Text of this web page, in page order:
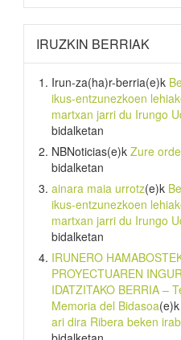
IRUZKIN BERRIAK
Irun-za(ha)r-berria(e)k
ikus-entzunezkoen
martxan jarri du Irungo
bidalketan
NBNoticias(e)k Zure
bidalketan
ainara maia urrotz(e)k
ikus-entzunezkoen
martxan jarri du Irungo
bidalketan
IRUNERO
PROYECTUAREN
IDATZITAKO BERRIA –
Memoria del Bidasoa(e)k
ari dira Ribera beken